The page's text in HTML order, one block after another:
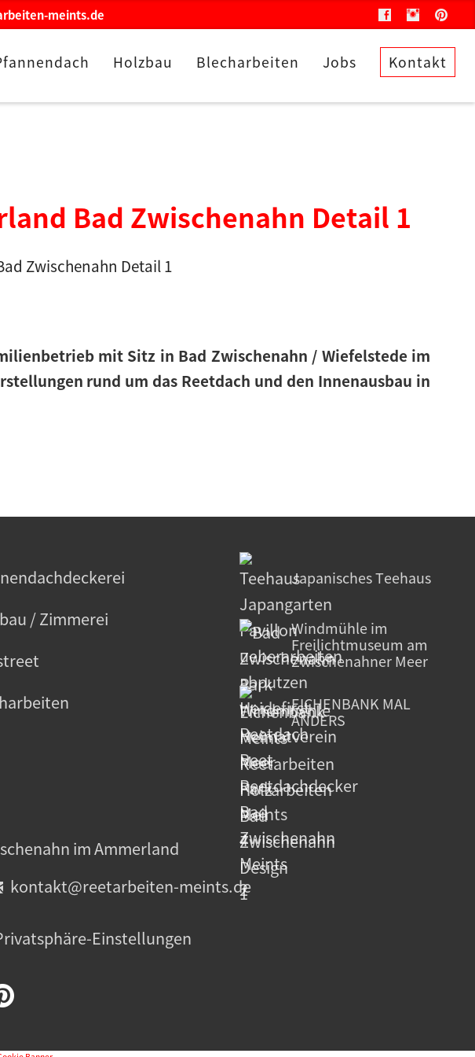
Holzbau Blecharbeiten Jobs Kontakt
meints.de
Bad Zwischenahn Detail 1
mit Sitz in Bad Zwischenahn / Wiefelstede im
rund um das Reetdach und den Innenausbau in
/ Zimmerei
Japanisches Teehaus
Windmühle im
Freilichtmuseum am
Zwischenahner Meer
EICHENBANK MAL
ANDERS
kontakt@reetarbeiten-meints.de
Einstellungen